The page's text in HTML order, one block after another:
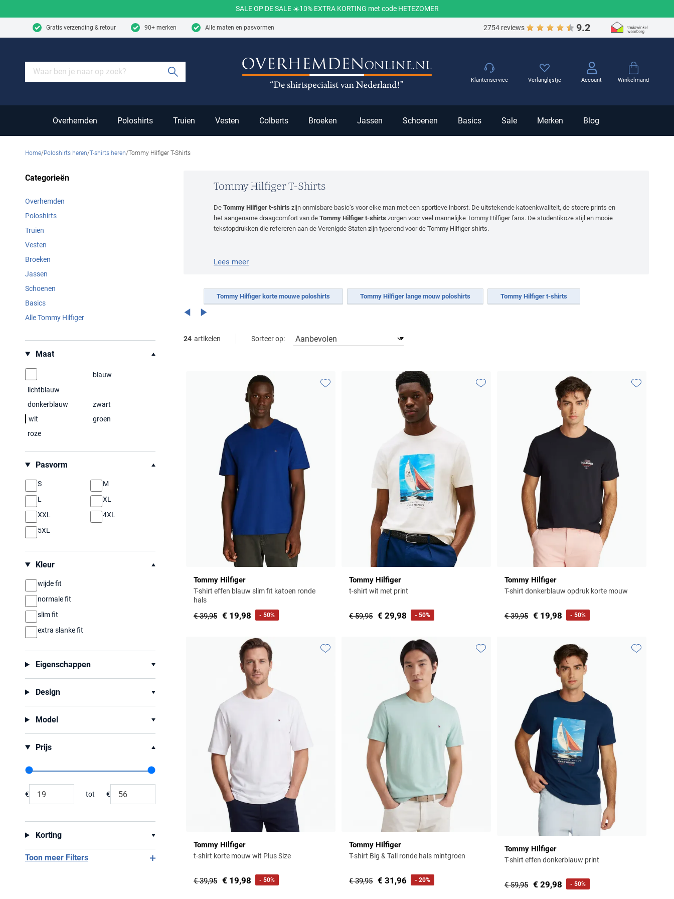
SALE OP DE SALE ☀️10% EXTRA KORTING met code HETEZOMER
Gratis verzending & retour 90+ merken Alle maten en pasvormen 2754 reviews 9.2
Winkelmand
Overhemden Poloshirts Truien Vesten Colberts Broeken Jassen Schoenen Basics Sale Merken Blog
Klantenservice Verlanglijstje Account
Home Poloshirts heren T-shirts heren Tommy Hilfiger T-Shirts
Tommy Hilfiger T-Shirts
De Tommy Hilfiger t-shirts zijn onmisbare basic’s voor elke man met een sportieve inborst. De uitstekende katoenkwaliteit, de stoere prints en
het aangename draagcomfort van de Tommy Hilfiger t-shirts zorgen voor veel mannelijke Tommy Hilfiger fans. De studentikoze stijl en mooie
tekstopdrukken die refereren aan de Verenigde Staten zijn typerend voor de Tommy Hilfiger shirts.
Lees meer
Tommy Hilfiger korte mouwe poloshirts Tommy Hilfiger lange mouw poloshirts Tommy Hilfiger t-shirts
Categorieën
Overhemden
Poloshirts
Truien
Vesten
Broeken
Jassen
Schoenen
Basics
Alle Tommy Hilfiger
Maat
lichtblauw
blauw
donkerblauw
zwart
wit
groen
roze
Pasvorm
S
M
L
XL
XXL
4XL
5XL
Kleur
wijde fit
normale fit
slim fit
extra slanke fit
Eigenschappen
Design
Model
Prijs
Range slider min value
Range slider max value
€
tot
€
Korting
Toon meer Filters
24 artikelen Sorteer op:
Tommy Hilfiger
T-shirt effen blauw slim fit katoen ronde
hals
€ 39,95 € 19,98 - 50%
Toevoegen aan favorieten
Tommy Hilfiger
t-shirt wit met print
€ 59,95 € 29,98 - 50%
Toevoegen aan favorieten
Tommy Hilfiger
T-shirt donkerblauw opdruk korte mouw
€ 39,95 € 19,98 - 50%
Tommy Hilfiger
t-shirt korte mouw wit Plus Size
€ 39,95 € 19,98 - 50%
Toevoegen aan favorieten
Tommy Hilfiger
T-shirt Big & Tall ronde hals mintgroen
€ 39,95 € 31,96 - 20%
Toevoegen aan favorieten
Tommy Hilfiger
T-shirt effen donkerblauw print
€ 59,95 € 29,98 - 50%